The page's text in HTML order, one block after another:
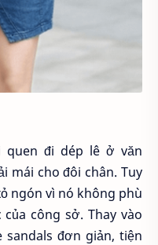
quen đi dép lê ở văn
mái cho đôi chân. Tuy
ngón vì nó không phù
công sở. Thay vào
đơn giản, tiện